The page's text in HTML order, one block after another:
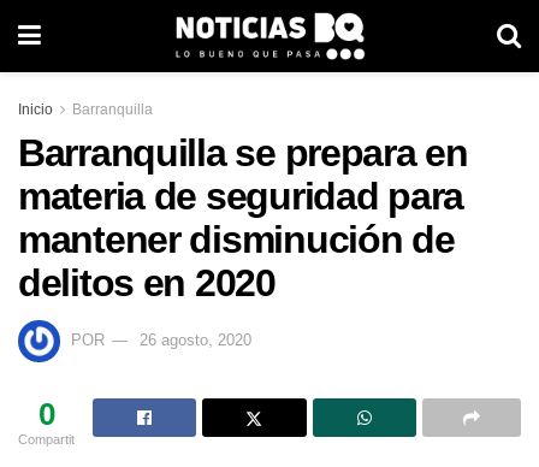
Inicio Barranquilla
Barranquilla se prepara en
materia de seguridad para
mantener disminución de
delitos en 2020
POR 26 agosto, 2020
0
Compartit